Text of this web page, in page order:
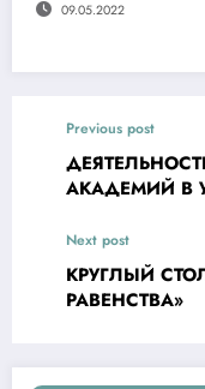
09.05.2022
Previous post
АКАДЕМИЙ В
Next post
КРУГЛЫЙ
РАВЕНСТВА»